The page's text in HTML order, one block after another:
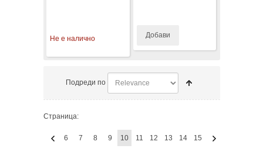
Не е налично Добави
Подреди по
Страница:
6 7 8 9 10 11 12 13 14 15